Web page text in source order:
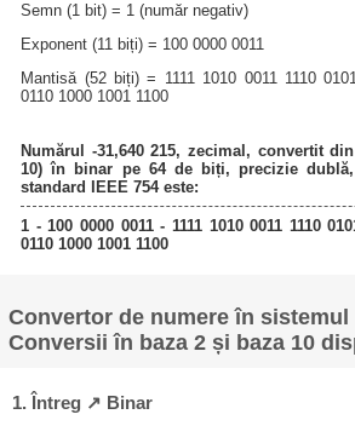
Semn (1 bit) = 1 (număr negativ)
Exponent (11 biți) = 100 0000 0011
Mantisă (52 biți) = 1111 1010 0011 1110
0110 1000 1001 1100
Numărul -31,640 215, zecimal, convertit
10) în binar pe 64 de biți, precizie
standard IEEE 754 este:
1 - 100 0000 0011 - 1111 1010 0011 1110
0110 1000 1001 1100
Convertor de numere în
Conversii în baza 2 și baza 10
1. Întreg ↗ Binar